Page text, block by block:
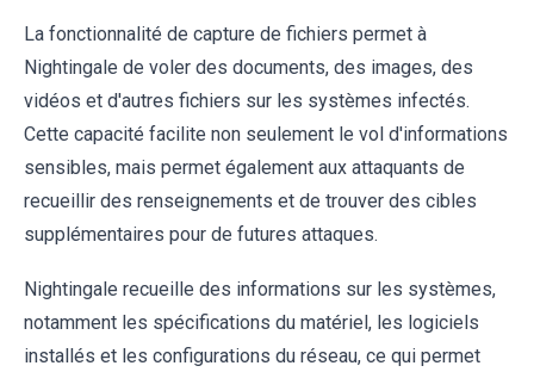
La fonctionnalité de capture de fichiers permet à
Nightingale de voler des documents, des images, des
vidéos et d'autres fichiers sur les systèmes infectés.
Cette capacité facilite non seulement le vol d'informations
sensibles, mais permet également aux attaquants de
recueillir des renseignements et de trouver des cibles
supplémentaires pour de futures attaques.
Nightingale recueille des informations sur les systèmes,
notamment les spécifications du matériel, les logiciels
installés et les configurations du réseau, ce qui permet